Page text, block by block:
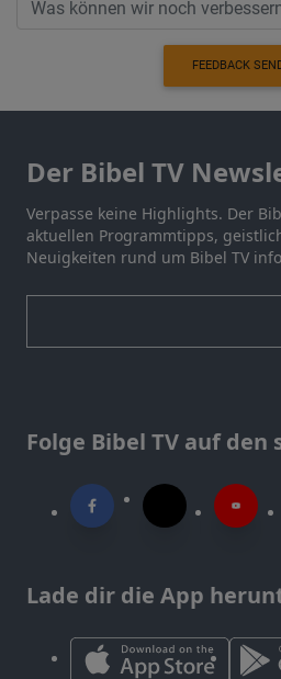
FEEDBACK
Der Bibel TV
Verpasse keine Highlights. Der
aktuellen Programmtipps,
Neuigkeiten rund um Bibel TV
Folge Bibel TV auf den
Lade dir die App